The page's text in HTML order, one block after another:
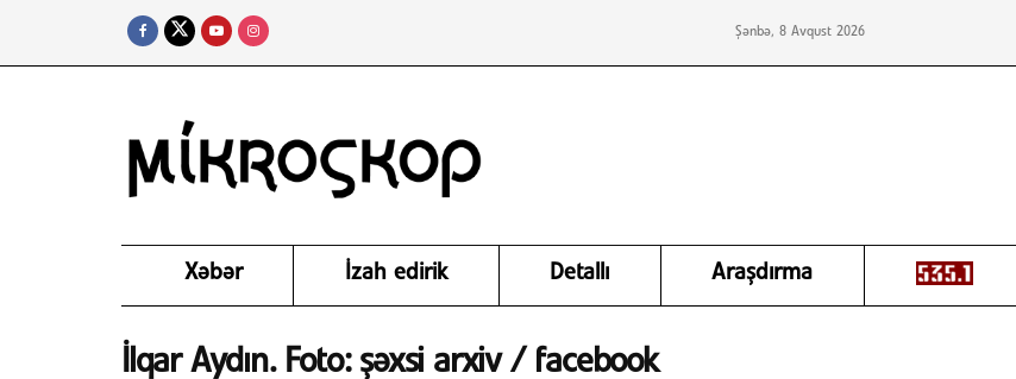
Şənbə, 8 Avqust 2026
Xəbər İzah edirik Detallı Araşdırma
İlqar Aydın. Foto: şəxsi arxiv / facebook